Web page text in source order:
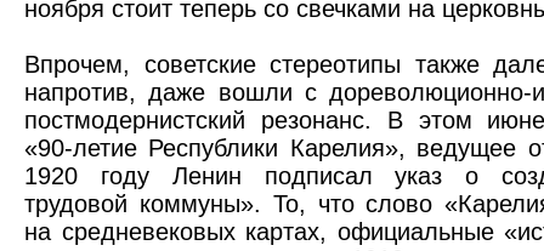
ноября стоит теперь со свечками на
Впрочем, советские стереотипы также
напротив, даже вошли с дореволюционно-
постмодернистский резонанс. В этом
«90-летие Республики Карелия», ведущее
1920 году Ленин подписал указ о
трудовой коммуны». То, что слово
на средневековых картах, официальные